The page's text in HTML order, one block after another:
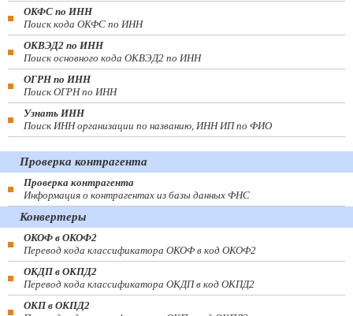
ОКФС по ИНН
Поиск кода ОКФС по ИНН
ОКВЭД2 по ИНН
Поиск основного кода ОКВЭД2 по ИНН
ОГРН по ИНН
Поиск ОГРН по ИНН
Узнать ИНН
Поиск ИНН организации по названию, ИНН ИП по ФИО
Проверка контрагента
Проверка контрагента
Информация о контрагентах из базы данных ФНС
Конвертеры
ОКОФ в ОКОФ2
Перевод кода классификатора ОКОФ в код ОКОФ2
ОКДП в ОКПД2
Перевод кода классификатора ОКДП в код ОКПД2
ОКП в ОКПД2